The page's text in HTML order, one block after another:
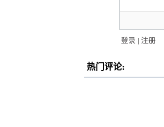
登录 | 注册
热门评论: